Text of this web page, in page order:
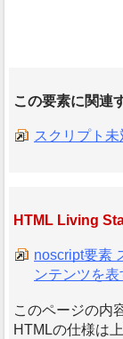
この要素に関連
スクリプト
HTML Living
noscript要素
ンテンツを表
このページの内
HTMLの仕様は